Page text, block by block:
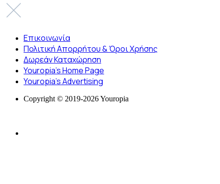
Επικοινωνία
Πολιτική Απορρήτου & Όροι Χρήσης
Δωρεάν Καταχώρηση
Youropia’s Home Page
Youropia’s Advertising
Copyright © 2019-2026 Youropia